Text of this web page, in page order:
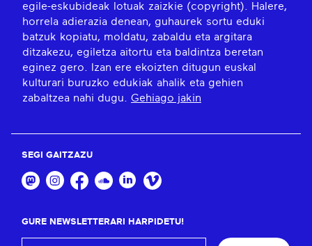
egile-eskubideak lotuak zaizkie (copyright). Halere,
horrela adierazia denean, guhaurek sortu eduki
batzuk kopiatu, moldatu, zabaldu eta argitara
ditzakezu, egiletza aitortu eta baldintza beretan
eginez gero. Izan ere ekoizten ditugun euskal
kulturari buruzko edukiak ahalik eta gehien
zabaltzea nahi dugu. Gehiago jakin
SEGI GAITZAZU
GURE NEWSLETTERARI HARPIDETU!